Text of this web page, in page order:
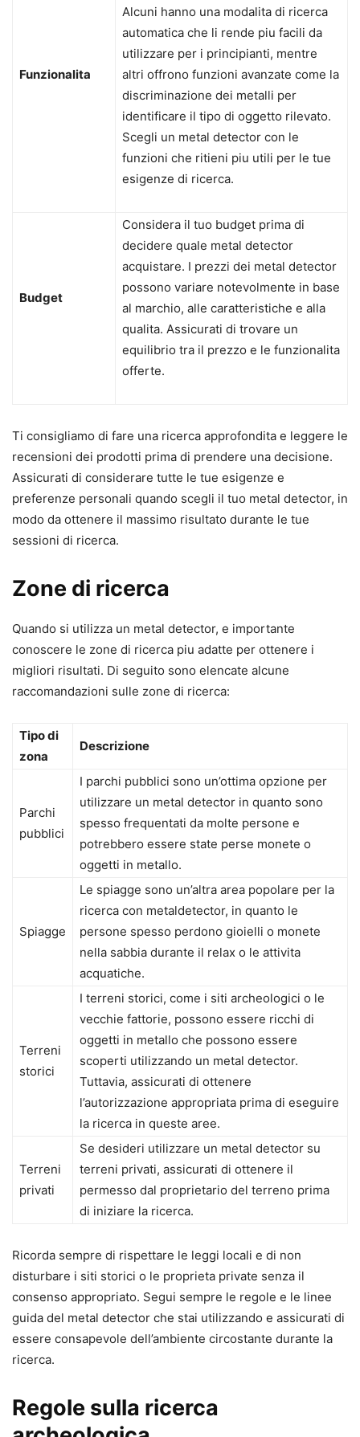
Funzionalita
Alcuni hanno una modalita di ricerca
automatica che li rende piu facili da
utilizzare per i principianti, mentre
altri offrono funzioni avanzate come la
discriminazione dei metalli per
identificare il tipo di oggetto rilevato.
Scegli un metal detector con le
funzioni che ritieni piu utili per le tue
esigenze di ricerca.
Budget
Considera il tuo budget prima di
decidere quale metal detector
acquistare. I prezzi dei metal detector
possono variare notevolmente in base
al marchio, alle caratteristiche e alla
qualita. Assicurati di trovare un
equilibrio tra il prezzo e le funzionalita
offerte.
Ti consigliamo di fare una ricerca approfondita e leggere le
recensioni dei prodotti prima di prendere una decisione.
Assicurati di considerare tutte le tue esigenze e
preferenze personali quando scegli il tuo metal detector, in
modo da ottenere il massimo risultato durante le tue
sessioni di ricerca.
Zone di ricerca
Quando si utilizza un metal detector, e importante
conoscere le zone di ricerca piu adatte per ottenere i
migliori risultati. Di seguito sono elencate alcune
raccomandazioni sulle zone di ricerca:
Tipo di
zona
Descrizione
Parchi
pubblici
I parchi pubblici sono un’ottima opzione per
utilizzare un metal detector in quanto sono
spesso frequentati da molte persone e
potrebbero essere state perse monete o
oggetti in metallo.
Spiagge
Le spiagge sono un’altra area popolare per la
ricerca con metaldetector, in quanto le
persone spesso perdono gioielli o monete
nella sabbia durante il relax o le attivita
acquatiche.
Terreni
storici
I terreni storici, come i siti archeologici o le
vecchie fattorie, possono essere ricchi di
oggetti in metallo che possono essere
scoperti utilizzando un metal detector.
Tuttavia, assicurati di ottenere
l’autorizzazione appropriata prima di eseguire
la ricerca in queste aree.
Terreni
privati
Se desideri utilizzare un metal detector su
terreni privati, assicurati di ottenere il
permesso dal proprietario del terreno prima
di iniziare la ricerca.
Ricorda sempre di rispettare le leggi locali e di non
disturbare i siti storici o le proprieta private senza il
consenso appropriato. Segui sempre le regole e le linee
guida del metal detector che stai utilizzando e assicurati di
essere consapevole dell’ambiente circostante durante la
ricerca.
Regole sulla ricerca